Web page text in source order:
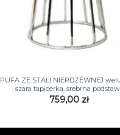
PUFA ZE STALI NIERDZEWNEJ
szara tapicerka, srebrna
759,00 zł